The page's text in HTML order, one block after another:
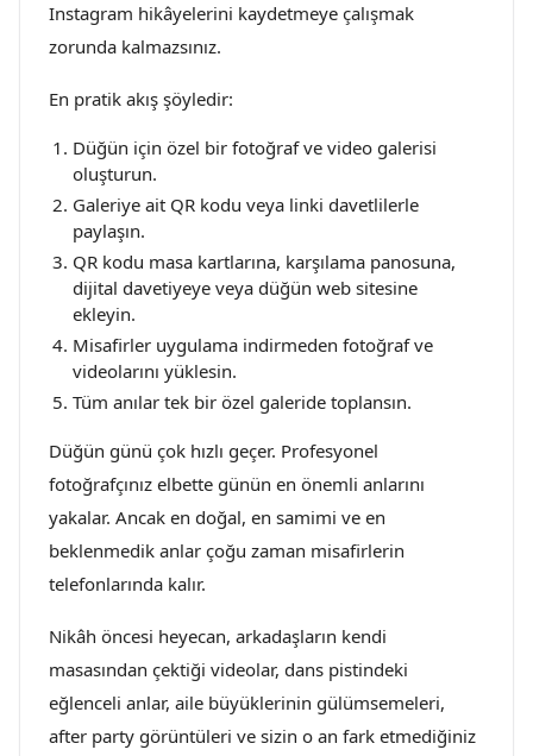
Instagram hikâyelerini kaydetmeye çalışmak
zorunda kalmazsınız.
En pratik akış şöyledir:
Düğün için özel bir fotoğraf ve video galerisi
oluşturun.
Galeriye ait QR kodu veya linki davetlilerle
paylaşın.
QR kodu masa kartlarına, karşılama panosuna,
dijital davetiyeye veya düğün web sitesine
ekleyin.
Misafirler uygulama indirmeden fotoğraf ve
videolarını yüklesin.
Tüm anılar tek bir özel galeride toplansın.
Düğün günü çok hızlı geçer. Profesyonel
fotoğrafçınız elbette günün en önemli anlarını
yakalar. Ancak en doğal, en samimi ve en
beklenmedik anlar çoğu zaman misafirlerin
telefonlarında kalır.
Nikâh öncesi heyecan, arkadaşların kendi
masasından çektiği videolar, dans pistindeki
eğlenceli anlar, aile büyüklerinin gülümsemeleri,
after party görüntüleri ve sizin o an fark etmediğiniz